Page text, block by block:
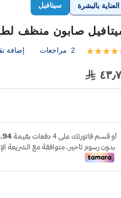
العناية بالبشرة سيتافيل
صابون منظف لطيف
2 مراجعات إضافة